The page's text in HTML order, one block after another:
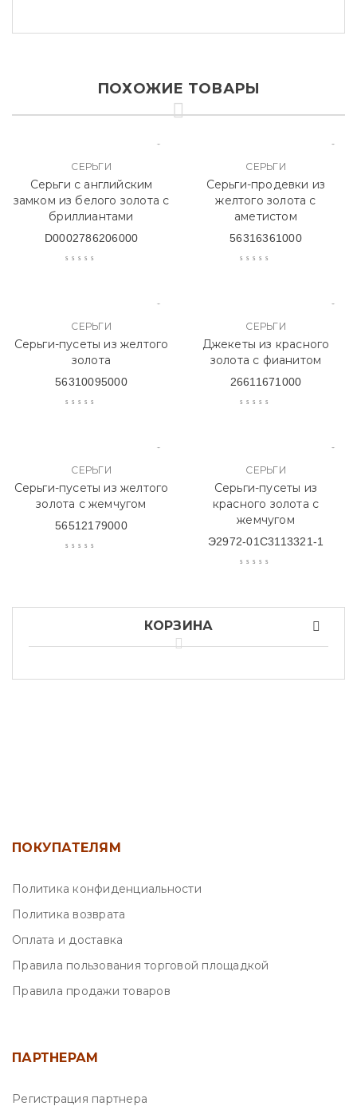
ПОХОЖИЕ ТОВАРЫ
СЕРЬГИ
Серьги с английским
замком из белого золота с
бриллиантами
D0002786206000
СЕРЬГИ
Серьги-продевки из
желтого золота с
аметистом
56316361000
СЕРЬГИ
Серьги-пусеты из желтого
золота
56310095000
СЕРЬГИ
Джекеты из красного
золота с фианитом
26611671000
СЕРЬГИ
Серьги-пусеты из желтого
золота с жемчугом
56512179000
СЕРЬГИ
Серьги-пусеты из
красного золота с
жемчугом
Э2972-01С3113321-1
КОРЗИНА
ПОКУПАТЕЛЯМ
Политика конфиденциальности
Политика возврата
Оплата и доставка
Правила пользования торговой площадкой
Правила продажи товаров
ПАРТНЕРАМ
Регистрация партнера